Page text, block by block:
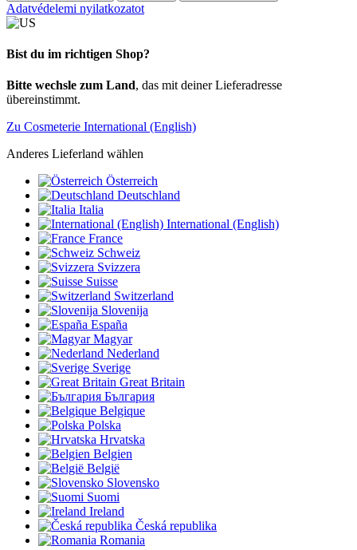
Adatvédelemi nyilatkozatot
Bist du im richtigen Shop?
Bitte wechsle zum Land, das mit deiner Lieferadresse
übereinstimmt.
Zu Cosmeterie International (English)
Anderes Lieferland wählen
Österreich
Deutschland
Italia
International (English)
France
Schweiz
Svizzera
Suisse
Switzerland
Slovenija
España
Magyar
Nederland
Sverige
Great Britain
България
Belgique
Polska
Hrvatska
Belgien
België
Slovensko
Suomi
Ireland
Česká republika
Romania